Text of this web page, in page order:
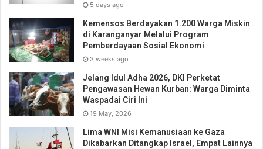
5 days ago
Kemensos Berdayakan 1.200 Warga Miskin
di Karanganyar Melalui Program
Pemberdayaan Sosial Ekonomi
3 weeks ago
Jelang Idul Adha 2026, DKI Perketat
Pengawasan Hewan Kurban: Warga Diminta
Waspadai Ciri Ini
19 May, 2026
Lima WNI Misi Kemanusiaan ke Gaza
Dikabarkan Ditangkap Israel, Empat Lainnya